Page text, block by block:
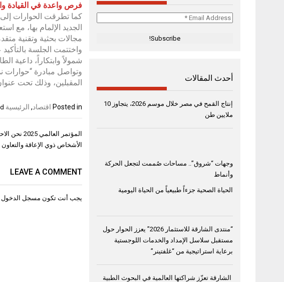
فرص واعدة في القيادة
كما تطرقت الحوارات إلى
الجديد الإلمام بها، مع
مجالات بحثية وتقنية
واختتمت الجلسة
شمولاً وابتكاراً، داعية
وتواصل مبادرة “حوارات
المقبلين، وذلك تحت
Posted in اقتصاد, الرئيسية
تصفّح
المقالات
المؤتمر
الأشخاص ذوي الإعاقة
LEAVE A COMMENT
يجب أنت تكون مسجل الدخول
Email
أحدث المقالات
إنتاج القمح في مصر خلال موسم 2026، يتجاوز 10
ملايين طن
وجهات “شروق”.. مساحات صُممت لتجعل الحركة
وأنماط
الحياة الصحية جزءاً طبيعياً من الحياة اليومية
“منتدى الشارقة للاستثمار 2026” يعزز الحوار حول
مستقبل سلاسل الإمداد والخدمات اللوجستية
برعاية استراتيجية من “غلفتينر”
الشارقة تعزّز شراكتها العالمية في البحوث الطبية